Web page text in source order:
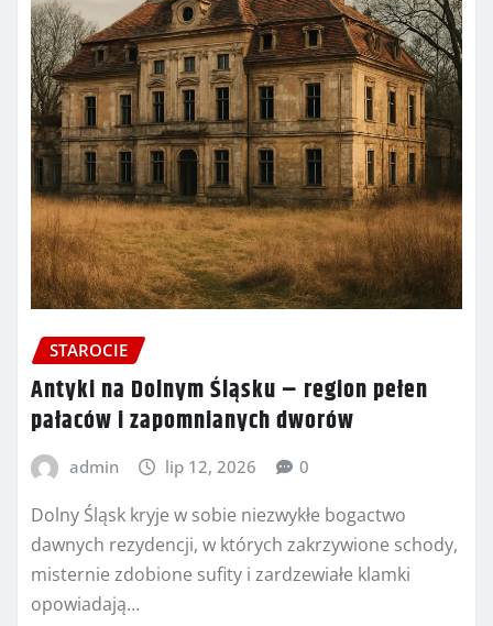
STAROCIE
Antyki na Dolnym Śląsku – region pełen
pałaców i zapomnianych dworów
admin lip 12, 2026 0
Dolny Śląsk kryje w sobie niezwykłe bogactwo
dawnych rezydencji, w których zakrzywione schody,
misternie zdobione sufity i zardzewiałe klamki
opowiadają…